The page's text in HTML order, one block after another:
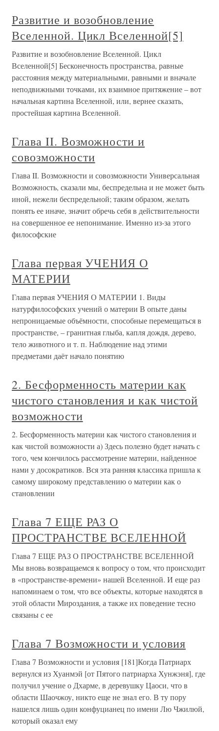
Развитие и возобновление
Вселенной. Цикл Вселенной[5]
Развитие и возобновление Вселенной. Цикл
Вселенной[5] Бесконечность пространства, равные
расстояния между материальными, равными и вначале
неподвижными точками, их взаимное притяжение – вот
начальная картина Вселенной, или, вернее сказать,
простейшая картина Вселенной.
Глава II. Возможности и
совозможности
Глава II. Возможности и совозможности Универсальная
Возможность, сказали мы, беспредельна и не может быть
иной, нежели беспредельной; таким образом, желать
понять ее иначе, значит обречь себя в действительности
на совершенное ее непонимание. Именно из-за этого
философские
Глава первая УЧЕНИЯ О
МАТЕРИИ
Глава первая УЧЕНИЯ О МАТЕРИИ 1. Виды
натурфилософских учений о материи В опыте даны
непроницаемые объёмности, способные перемещаться в
пространстве, – гранитная глыба, капля дождя, дерево,
тело животного и т. п. Наблюдение над этими
предметами даёт начало понятию
2. Бесформенность материи как
чистого становления и как чистой
возможности
2. Бесформенность материи как чистого становления и
как чистой возможности а) Здесь полезно будет начать с
того, чем кончилось рассмотрение материи, найденное
нами у досократиков. Вся эта ранняя классика пришла к
самому широкому представлению о материи как о
становлении
Глава 7 ЕЩЕ РАЗ О
ПРОСТРАНСТВЕ ВСЕЛЕННОЙ
Глава 7 ЕЩЕ РАЗ О ПРОСТРАНСТВЕ ВСЕЛЕННОЙ
Мы вновь возвращаемся к вопросу о том, что происходит
в «пространстве-времени» нашей Вселенной. И еще раз
напоминаем о том, что все объекты, которые находятся в
этой области Мироздания, а также их поведение тесно
связаны с ее
Глава 7 Возможности и условия
Глава 7 Возможности и условия [181]Когда Патриарх
вернулся из Хуанмэй [от Пятого патриарха Хунжэня], где
получил учение о Дхарме, в деревушку Цаоси, что в
области Шаочжоу, никто еще не знал его. В ту пору
нашелся лишь один конфуцианец по имени Лю Чжилюй,
который оказал ему